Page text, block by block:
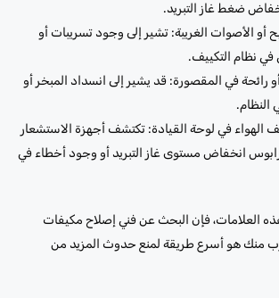
ضغط غاز التبريد.
أو الأصوات الغريبة: تشير إلى وجود تسريبات أو
في نظام التكييف.
رائحة في المقصورة: قد يشير إلى انسداد المبخر أو
الهواء في لوحة القيادة: تكتشف أجهزة الاستشعار
انخفاض مستوى غاز التبريد أو وجود أخطاء في
العلامات، فإن البحث عن فني إصلاح مكيفات
منك هو أسرع طريقة لمنع حدوث المزيد من